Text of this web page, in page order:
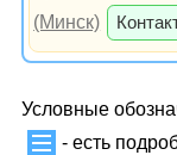
(Минск)
Условные
- есть